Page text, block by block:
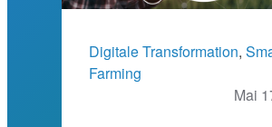
Digitale Transformation,
Farming
Mai